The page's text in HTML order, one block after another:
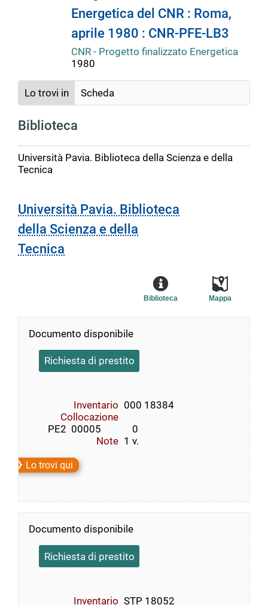
Energetica del CNR : Roma,
aprile 1980 : CNR-PFE-LB3
CNR - Progetto finalizzato Energetica
1980
Lo trovi in Scheda
Biblioteca
Università Pavia. Biblioteca della Scienza e della
Tecnica
Università Pavia. Biblioteca
della Scienza e della
Tecnica
Mappa
Biblioteca
Documento disponibile
Richiesta di prestito
Inventario 000 18384
Collocazione
        PE2  00005             0
Note 1 v.
Lo trovi qui
Documento disponibile
Richiesta di prestito
Inventario STP 18052